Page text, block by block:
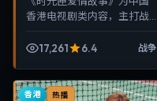
香港电视剧类内容，主打战
面清晰，适合移动端与电视
17,261 6.4 战争
香港 热播